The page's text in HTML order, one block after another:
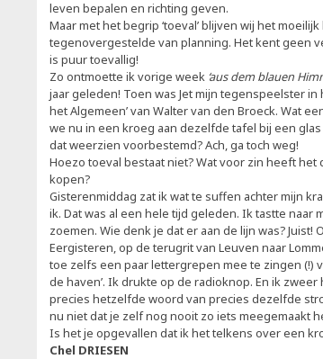
leven bepalen en richting geven.
Maar met het begrip ‘toeval’ blijven wij het
tegenovergestelde van planning. Het kent geen
is puur toevallig!
Zo ontmoette ik vorige week ‘aus dem blauen
jaar geleden! Toen was Jet mijn tegenspeelster
het Algemeen’ van Walter van den Broeck. Wat
we nu in een kroeg aan dezelfde tafel bij een glas
dat weerzien voorbestemd? Ach, ga toch weg!
Hoezo toeval bestaat niet? Wat voor zin heeft
kopen?
Gisterenmiddag zat ik wat te suffen achter mijn
ik. Dat was al een hele tijd geleden. Ik tastte naar
zoemen. Wie denk je dat er aan de lijn was? Juist!
Eergisteren, op de terugrit van Leuven naar
toe zelfs een paar lettergrepen mee te zingen (!)
de haven’. Ik drukte op de radioknop. En ik
precies hetzelfde woord van precies dezelfde
nu niet dat je zelf nog nooit zo iets meegemaakt
Is het je opgevallen dat ik het telkens over een
Chel DRIESEN